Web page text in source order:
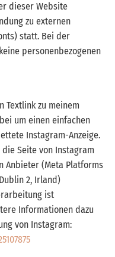
dieser Website
zu externen
statt. Bei der
personenbezogenen
Textlink zu meinem
um einen einfachen
Instagram-Anzeige.
Seite von Instagram
Anbieter (Meta Platforms
2, Irland)
ist
Informationen dazu
von Instagram: